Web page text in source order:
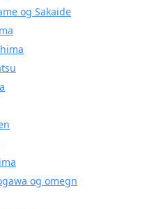
og Sakaide
og omegn